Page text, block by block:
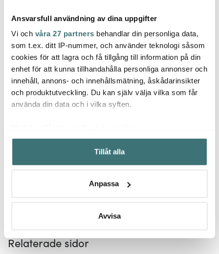
Ansvarsfull användning av dina uppgifter
Vi och våra 27 partners behandlar din personliga data,
som t.ex. ditt IP-nummer, och använder teknologi såsom
cookies för att lagra och få tillgång till information på din
enhet för att kunna tillhandahålla personliga annonser och
innehåll, annons- och innehållsmätning, åskådarinsikter
och produktutveckling. Du kan själv välja vilka som får
använda din data och i vilka syften.
Samla in information om din geografiska plats som
kan ha en noggrannhet på upp till flera meter
Identifiera din enhet genom att aktivt skanna den för
Ta reda på mer om hur dina personliga uppgifter
Du kan ändra eller dra tillbaka ditt samtycke när som
Vi använder cookies för att innehållet och annonserna
Tillåt alla
Anpassa
Avvisa
Riedel
Veloce Vattenglas 2-
pack
399 kr
Pulltex
Nigota Drop Saver 3-
pack Svart, Röd och
Silver
69 kr
Låt dig inspireras av våra kunder
Relaterade sidor